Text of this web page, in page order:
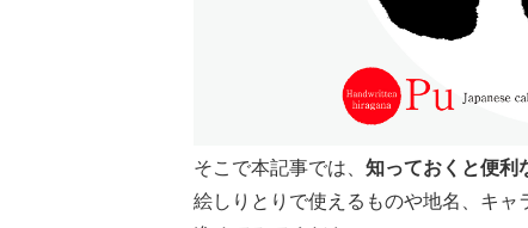
そこで本記事では、 知っておくと便利
絵しりとりで使えるものや地名、キ